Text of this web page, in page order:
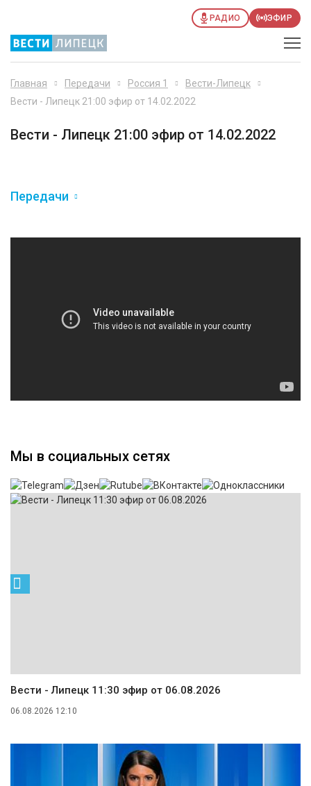
РАДИО ЭФИР
Главная Передачи Россия 1
Вести-Липецк
Вести - Липецк 21:00 эфир от 14.02.2022
Вести - Липецк 21:00 эфир от 14.02.2022
Передачи
Мы в социальных сетях
Вести - Липецк 11:30 эфир от 06.08.2026
06.08.2026 12:10